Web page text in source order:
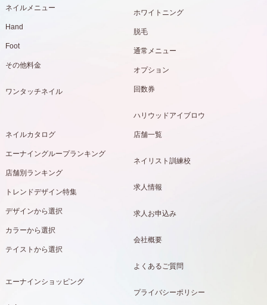
ネイルメニュー
Hand
Foot
その他料金
ワンタッチネイル
ホワイトニング
脱毛
通常メニュー
オプション
回数券
ハリウッドアイブロウ
ネイルカタログ
エーナイングループランキング
店舗別ランキング
トレンドデザイン特集
デザインから選択
カラーから選択
テイストから選択
エーナインショッピング
店舗一覧
ネイリスト訓練校
求人情報
求人お申込み
会社概要
よくあるご質問
プライバシーポリシー